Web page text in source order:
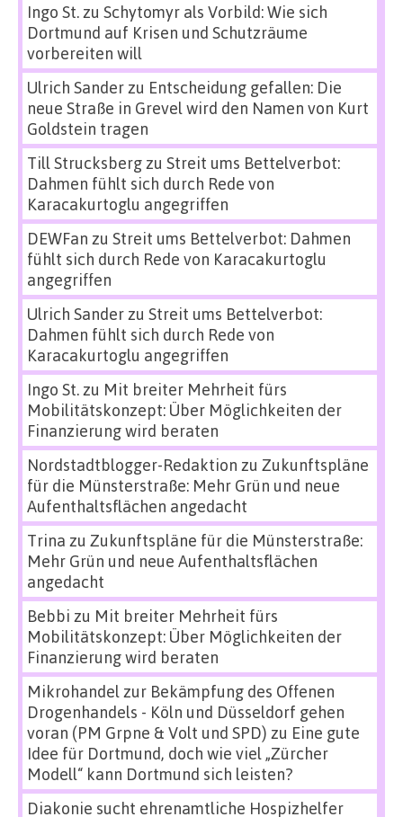
Ingo St.zu Schytomyr als Vorbild: Wie sich
Dortmund auf Krisen und Schutzräume
vorbereiten will
Ulrich Sanderzu Entscheidung gefallen: Die
neue Straße in Grevel wird den Namen von Kurt
Goldstein tragen
Till Strucksbergzu Streit ums Bettelverbot:
Dahmen fühlt sich durch Rede von
Karacakurtoglu angegriffen
DEWFan zu Streit ums Bettelverbot: Dahmen
fühlt sich durch Rede von Karacakurtoglu
angegriffen
Ulrich Sanderzu Streit ums Bettelverbot:
Dahmen fühlt sich durch Rede von
Karacakurtoglu angegriffen
Ingo St.zu Mit breiter Mehrheit fürs
Mobilitätskonzept: Über Möglichkeiten der
Finanzierung wird beraten
Nordstadtblogger-Redaktion zu Zukunftspläne
für die Münsterstraße: Mehr Grün und neue
Aufenthaltsflächen angedacht
Trina zu Zukunftspläne für die Münsterstraße:
Mehr Grün und neue Aufenthaltsflächen
angedacht
Bebbi zu Mit breiter Mehrheit fürs
Mobilitätskonzept: Über Möglichkeiten der
Finanzierung wird beraten
Mikrohandel zur Bekämpfung des Offenen
Drogenhandels - Köln und Düsseldorf gehen
voran (PM Grpne & Volt und SPD) zu Eine gute
Idee für Dortmund, doch wie viel „Zürcher
Modell“ kann Dortmund sich leisten?
Diakonie sucht ehrenamtliche Hospizhelfer